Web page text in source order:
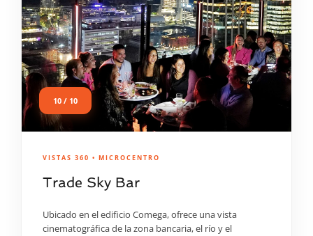
10 / 10
VISTAS 360 • MICROCENTRO
Trade Sky Bar
Ubicado en el edificio Comega, ofrece una vista
cinematográfica de la zona bancaria, el río y el